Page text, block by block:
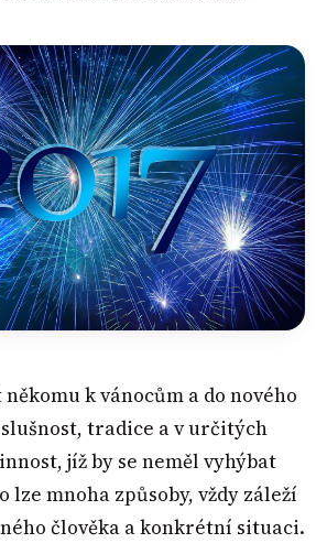
k vánocům a do nového
tradice a v určitých
jíž by se neměl vyhýbat
lze mnoha způsoby, vždy záleží
člověka a konkrétní situaci.